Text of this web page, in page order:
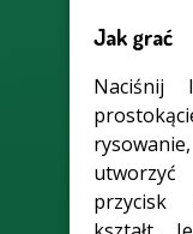
Jak grać
Naciśnij
przycisk